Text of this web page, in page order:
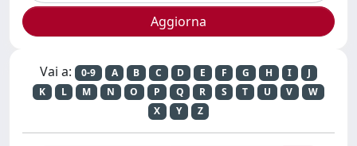
Vai a: 0-9 A B C D E F G H I
J
K
L M N O P Q R S T U V
W
X
Y Z